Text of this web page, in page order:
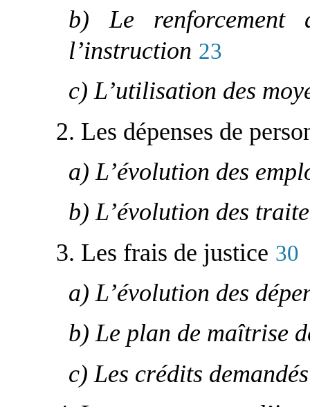
b) Le
l’instruction 23
c) L’utilisation des
2. Les dépenses de
a) L’évolution des
b) L’évolution des
3. Les frais de justice 30
a) L’évolution des
b) Le plan de maîtrise
c) Les crédits